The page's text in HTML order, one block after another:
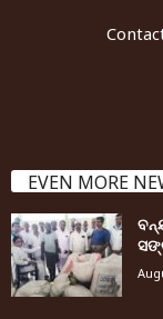
EVEN MORE